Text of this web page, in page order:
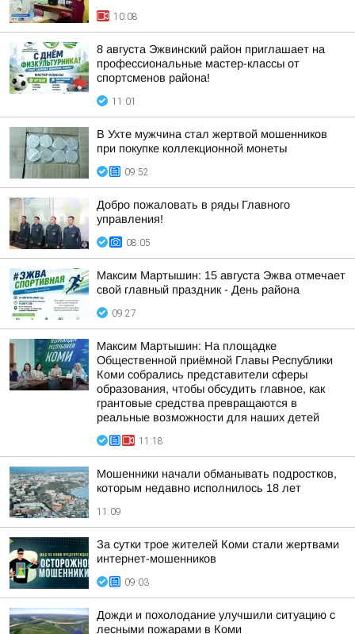
10:08
8 августа Эжвинский район приглашает на
профессиональные мастер-классы от
спортсменов района!
11:01
В Ухте мужчина стал жертвой мошенников
при покупке коллекционной монеты
09:52
Добро пожаловать в ряды Главного
управления!
08:05
Максим Мартышин: 15 августа Эжва отмечает
свой главный праздник - День района
09:27
Максим Мартышин: На площадке
Общественной приёмной Главы Республики
Коми собрались представители сферы
образования, чтобы обсудить главное, как
грантовые средства превращаются в
реальные возможности для наших детей
11:18
Мошенники начали обманывать подростков,
которым недавно исполнилось 18 лет
11:09
За сутки трое жителей Коми стали жертвами
интернет-мошенников
09:03
Дожди и похолодание улучшили ситуацию с
лесными пожарами в Коми